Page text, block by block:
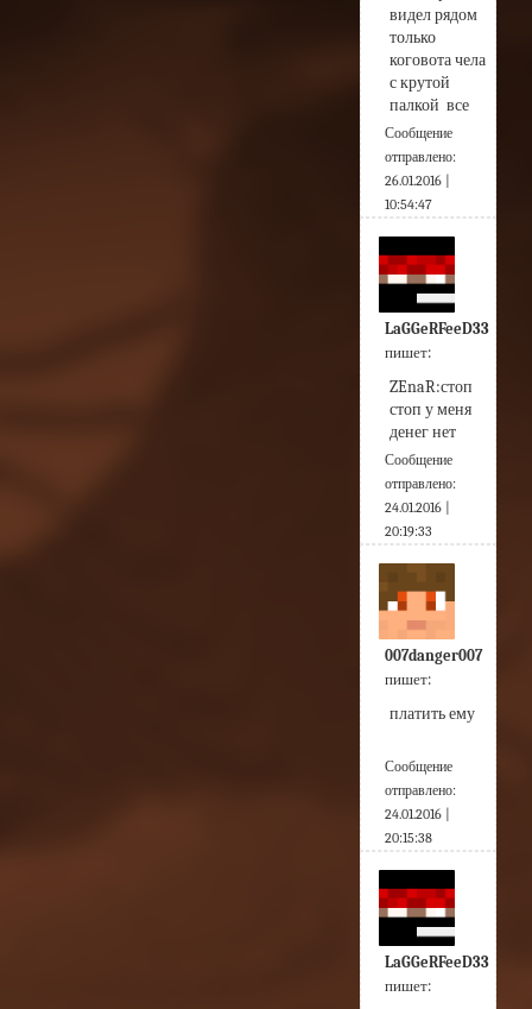
видел рядом
только
коговота чела
с крутой
палкой  все
Сообщение
отправлено:
26.01.2016 |
10:54:47
LaGGeRFeeD33
пишет:
ZEnaR:стоп
стоп у меня
денег нет
Сообщение
отправлено:
24.01.2016 |
20:19:33
007danger007
пишет:
платить ему
Сообщение
отправлено:
24.01.2016 |
20:15:38
LaGGeRFeeD33
пишет: